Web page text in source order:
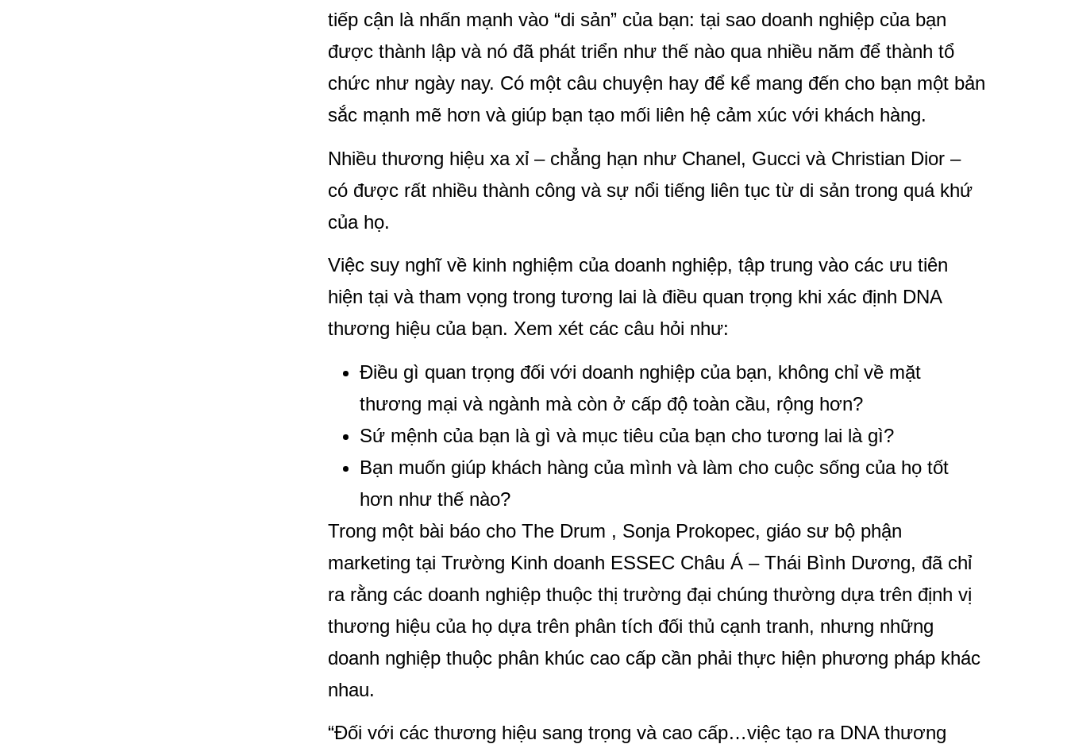
tiếp cận là nhấn mạnh vào “di sản” của bạn: tại sao doanh nghiệp của bạn
được thành lập và nó đã phát triển như thế nào qua nhiều năm để thành tổ
chức như ngày nay. Có một câu chuyện hay để kể mang đến cho bạn một bản
sắc mạnh mẽ hơn và giúp bạn tạo mối liên hệ cảm xúc với khách hàng.
Nhiều thương hiệu xa xỉ – chẳng hạn như Chanel, Gucci và Christian Dior –
có được rất nhiều thành công và sự nổi tiếng liên tục từ di sản trong quá khứ
của họ.
Việc suy nghĩ về kinh nghiệm của doanh nghiệp, tập trung vào các ưu tiên
hiện tại và tham vọng trong tương lai là điều quan trọng khi xác định DNA
thương hiệu của bạn. Xem xét các câu hỏi như:
Điều gì quan trọng đối với doanh nghiệp của bạn, không chỉ về mặt
thương mại và ngành mà còn ở cấp độ toàn cầu, rộng hơn?
Sứ mệnh của bạn là gì và mục tiêu của bạn cho tương lai là gì?
Bạn muốn giúp khách hàng của mình và làm cho cuộc sống của họ tốt
hơn như thế nào?
Trong một bài báo cho The Drum , Sonja Prokopec, giáo sư bộ phận
marketing tại Trường Kinh doanh ESSEC Châu Á – Thái Bình Dương, đã chỉ
ra rằng các doanh nghiệp thuộc thị trường đại chúng thường dựa trên định vị
thương hiệu của họ dựa trên phân tích đối thủ cạnh tranh, nhưng những
doanh nghiệp thuộc phân khúc cao cấp cần phải thực hiện phương pháp khác
nhau.
“Đối với các thương hiệu sang trọng và cao cấp…việc tạo ra DNA thương